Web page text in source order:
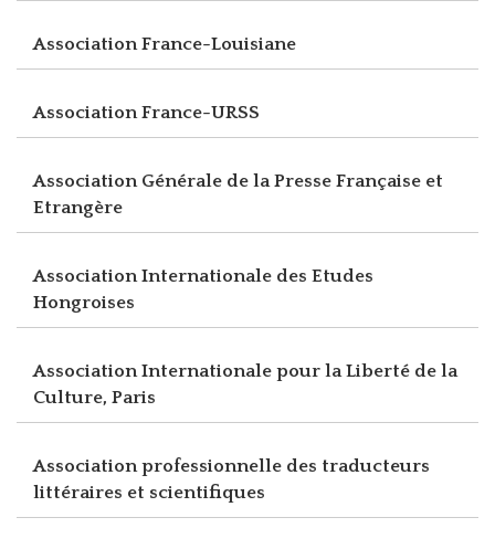
Association France-Louisiane
Association France-URSS
Association Générale de la Presse Française et
Etrangère
Association Internationale des Etudes
Hongroises
Association Internationale pour la Liberté de la
Culture, Paris
Association professionnelle des traducteurs
littéraires et scientifiques